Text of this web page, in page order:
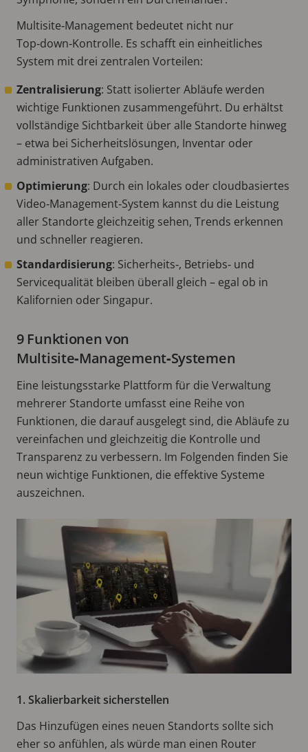
Multisite‑Management bedeutet nicht nur
Top‑down‑Kontrolle. Es schafft ein einheitliches
System mit drei zentralen Vorteilen:
Zentralisierung: Statt isolierter Abläufe werden
wichtige Funktionen zusammengeführt. Du erhältst
vollständige Sichtbarkeit über alle Standorte hinweg
– etwa bei Sicherheitslösungen, Inventar oder
administrativen Aufgaben.
Optimierung: Durch ein lokales oder cloudbasiertes
Video‑Management‑System kannst du die Leistung
aller Standorte gleichzeitig sehen, Trends erkennen
und schneller reagieren.
Standardisierung: Sicherheits‑, Betriebs‑ und
Servicequalität bleiben überall gleich – egal ob in
Kalifornien oder Singapur.
9 Funktionen von
Multisite‑Management‑Systemen
Eine leistungsstarke Plattform für die Verwaltung
mehrerer Standorte umfasst eine Reihe von
Funktionen, die darauf ausgelegt sind, die Abläufe zu
vereinfachen und gleichzeitig die Kontrolle und
Transparenz zu verbessern. Im Folgenden finden Sie
neun wichtige Funktionen, die effektive Systeme
auszeichnen.
1. Skalierbarkeit sicherstellen
Das Hinzufügen eines neuen Standorts sollte sich
eher so anfühlen, als würde man einen Router